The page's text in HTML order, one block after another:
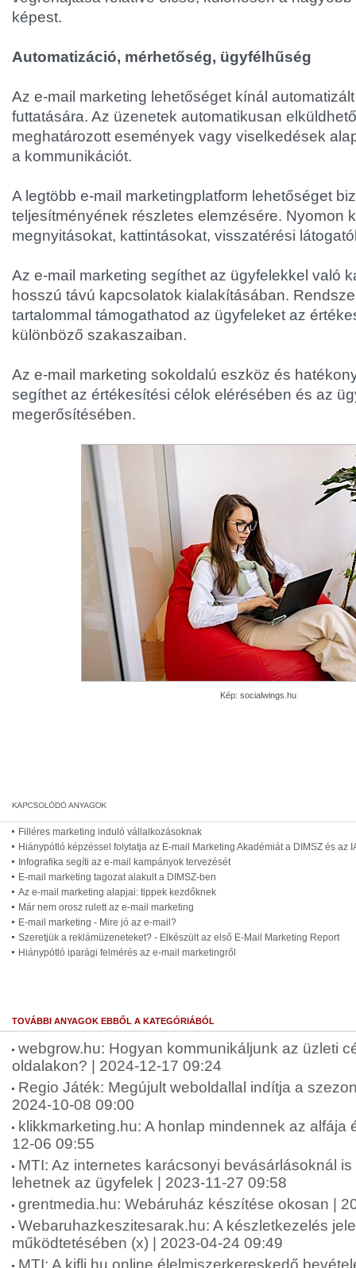
képest.
Automatizáció, mérhetőség, ügyfélhűség
Az e-mail marketing lehetőséget kínál
futtatására. Az üzenetek automatikusan
meghatározott események vagy viselkedések
a kommunikációt.
A legtöbb e-mail marketingplatform lehetőséget
teljesítményének részletes elemzésére. Nyomon
megnyitásokat, kattintásokat, visszatérési
Az e-mail marketing segíthet az ügyfelekkel való
hosszú távú kapcsolatok kialakításában.
tartalommal támogathatod az ügyfeleket az
különböző szakaszaiban.
Az e-mail marketing sokoldalú eszköz és
segíthet az értékesítési célok elérésében és az
megerősítésében.
Kép: socialwings.hu
Filléres marketing induló vállalkozásoknak
Hiánypótló képzéssel folytatja az E-mail Marketing Akadémiát a DIMSZ és az
Infografika segíti az e-mail kampányok tervezését
E-mail marketing tagozat alakult a DIMSZ-ben
Az e-mail marketing alapjai: tippek kezdőknek
Már nem orosz rulett az e-mail marketing
E-mail marketing - Mire jó az e-mail?
Szeretjük a reklámüzeneteket? - Elkészült az első E-Mail Marketing Report
Hiánypótló iparági felmérés az e-mail marketingről
TOVÁBBI ANYAGOK EBBŐL A KATEGÓRIÁBÓL
webgrow.hu: Hogyan kommunikáljunk az üzleti
oldalakon? | 2024-12-17 09:24
Regio Játék: Megújult weboldallal indítja a
2024-10-08 09:00
klikkmarketing.hu: A honlap mindennek az alfája
12-06 09:55
MTI: Az internetes karácsonyi bevásárlásoknál
lehetnek az ügyfelek | 2023-11-27 09:58
grentmedia.hu: Webáruház készítése okosan |
Webaruhazkeszitesarak.hu: A készletkezelés
működtetésében (x) | 2023-04-24 09:49
MTI: A kifli.hu online élelmiszerkereskedő